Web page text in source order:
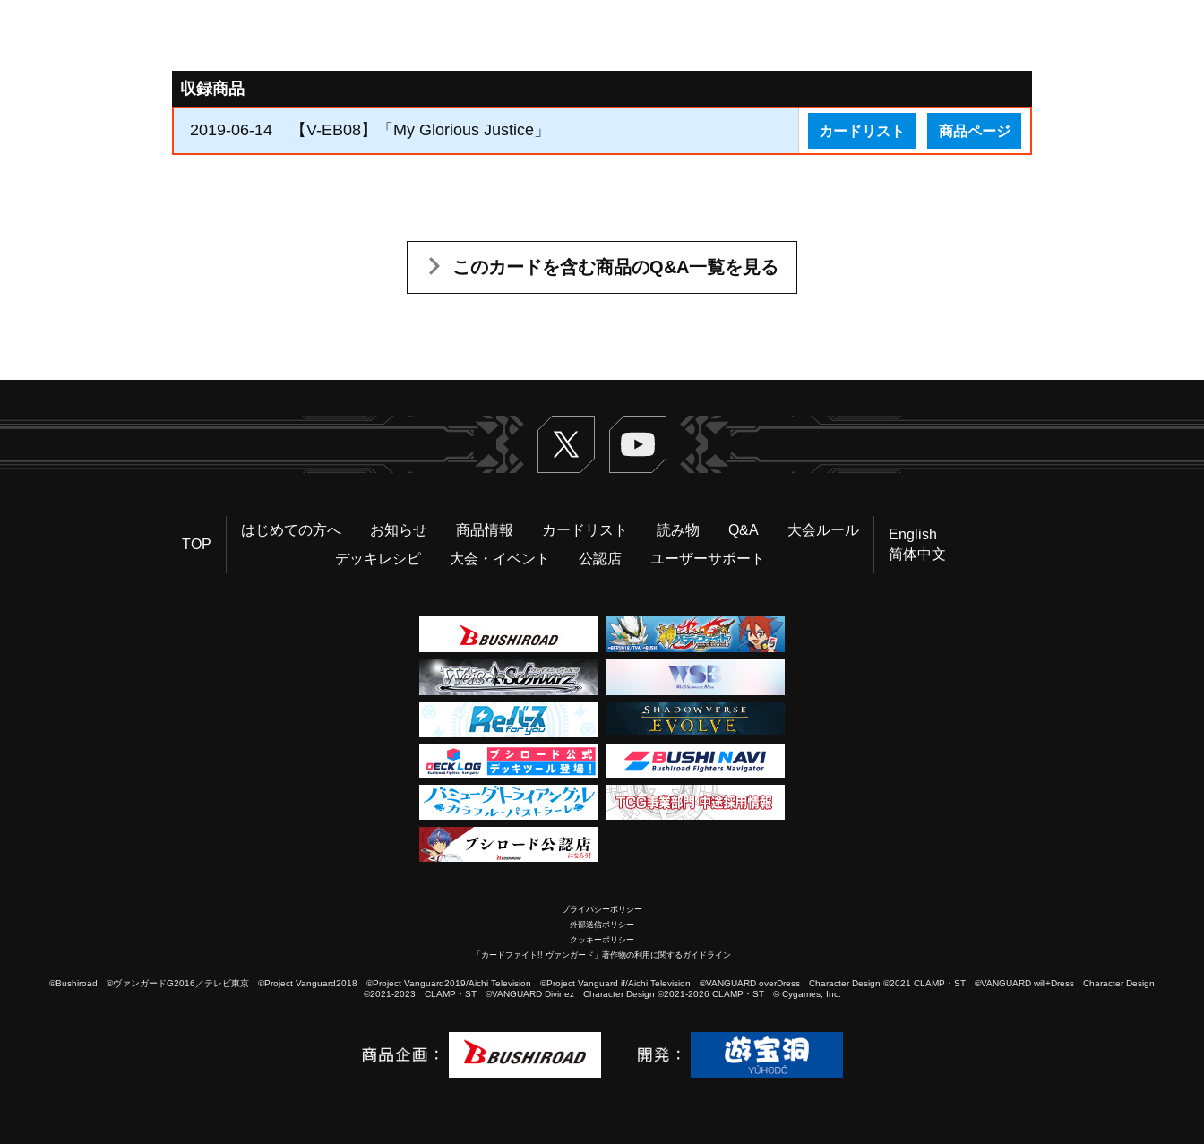
収録商品
2019-06-14 【V-EB08】「My Glorious Justice」 カードリスト 商品ページ
このカードを含む商品のQ&A一覧を見る
Twitter ヴァンガードch
TOP
はじめての方へ お知らせ 商品情報 カードリスト 読み物 Q&A
大会ルール
デッキレシピ
大会・イベント 公認店 ユーザーサポート
English
简体中文
プライバシーポリシー
外部送信ポリシー
クッキーポリシー
「カードファイト!! ヴァンガード」著作物の利用に関するガイドライン
©Bushiroad ©ヴァンガードG2016／テレビ東京 ©Project Vanguard2018 ©Project Vanguard2019/Aichi Television ©Project Vanguard if/Aichi Television ©VANGUARD overDress Character Design ©2021 CLAMP・ST ©VANGUARD will+Dress Character Design
©2021-2023 CLAMP・ST ©VANGUARD Divinez Character Design ©2021-2026 CLAMP・ST © Cygames, Inc.